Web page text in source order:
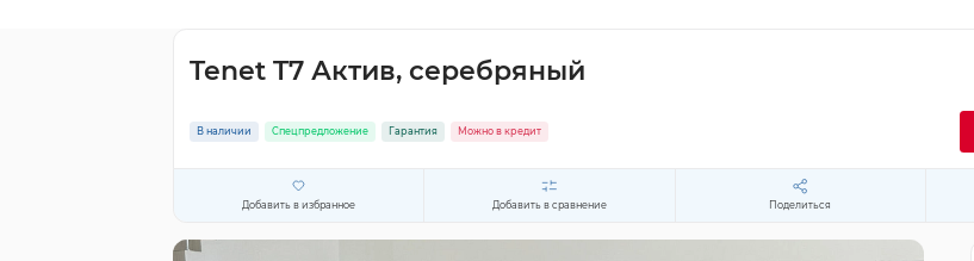
Tenet T7 Актив, серебряный
В наличии Спецпредложение Гарантия Можно в кредит
Добавить в избранное Добавить в сравнение Поделиться